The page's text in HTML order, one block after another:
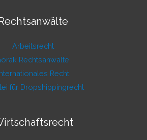
Arbeitsrecht
Rechtsanwälte
Recht
für Dropshippingrecht